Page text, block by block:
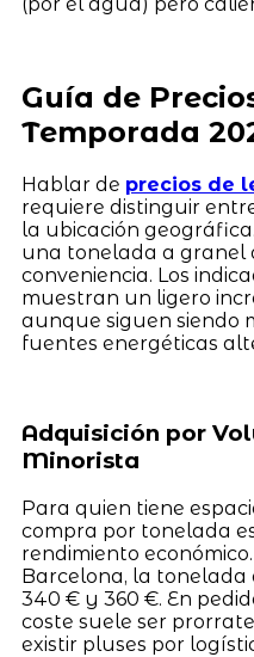
Guía de
Temporada
Hablar de precios de
requiere distinguir
la ubicación
una tonelada a granel
conveniencia. Los
muestran un ligero
aunque siguen siendo
fuentes energéticas
Adquisición por
Minorista
Para quien tiene
compra por tonelada
rendimiento
Barcelona, la tonelada
340 € y 360 €. En
coste suele ser
existir pluses por